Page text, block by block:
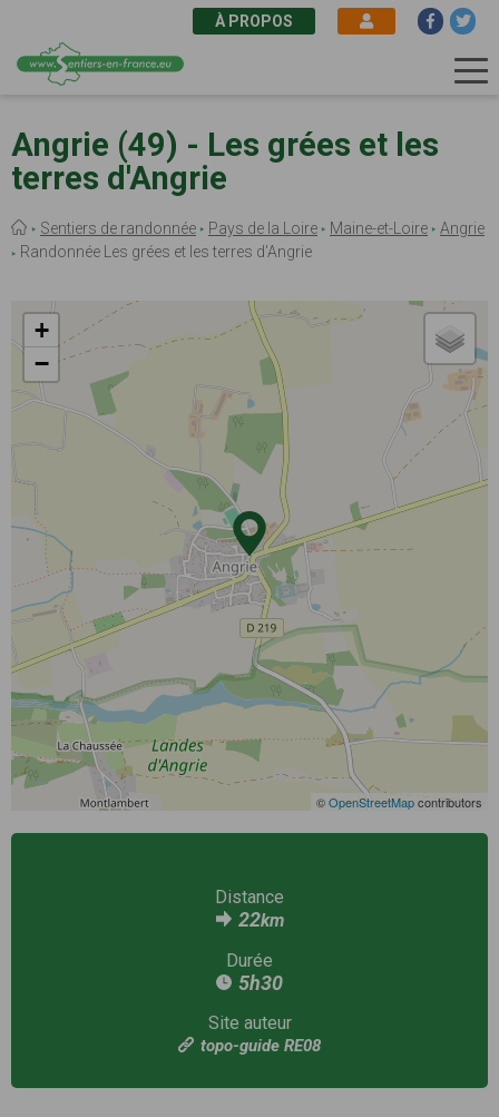
contenu
principal
À PROPOS
Angrie (49) - Les grées et les
terres d'Angrie
Fil
d'Ariane
Sentiers de randonnée Pays de la Loire Maine-et-Loire
Angrie
Randonnée Les grées et les terres d'Angrie
+
−
©OpenStreetMapcontributors
Distance
22km
Durée
5h30
Site auteur
topo-guide RE08